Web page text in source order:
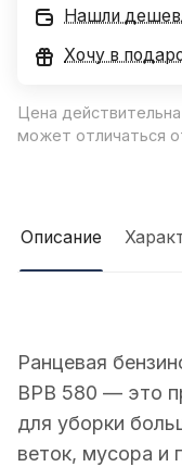
Нашли
Хочу в
Цена
может отличаться
Описание
Ранцевая
BPB 580 — это
для уборки
веток, мусора